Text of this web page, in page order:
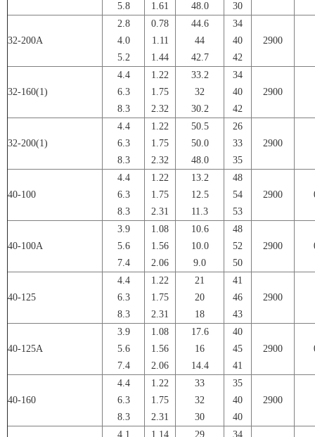
5.8
1.61
48.0
30
32-200A
2.8
4.0
5.2
0.78
1.11
1.44
44.6
44
42.7
34
40
42
2900
32-160(1)
4.4
6.3
8.3
1.22
1.75
2.32
33.2
32
30.2
34
40
42
2900
32-200(1)
4.4
6.3
8.3
1.22
1.75
2.32
50.5
50.0
48.0
26
33
35
2900
40-100
4.4
6.3
8.3
1.22
1.75
2.31
13.2
12.5
11.3
48
54
53
2900
40-100A
3.9
5.6
7.4
1.08
1.56
2.06
10.6
10.0
9.0
48
52
50
2900
40-125
4.4
6.3
8.3
1.22
1.75
2.31
21
20
18
41
46
43
2900
40-125A
3.9
5.6
7.4
1.08
1.56
2.06
17.6
16
14.4
40
45
41
2900
40-160
4.4
6.3
8.3
1.22
1.75
2.31
33
32
30
35
40
40
2900
4.1 1.14 29 34